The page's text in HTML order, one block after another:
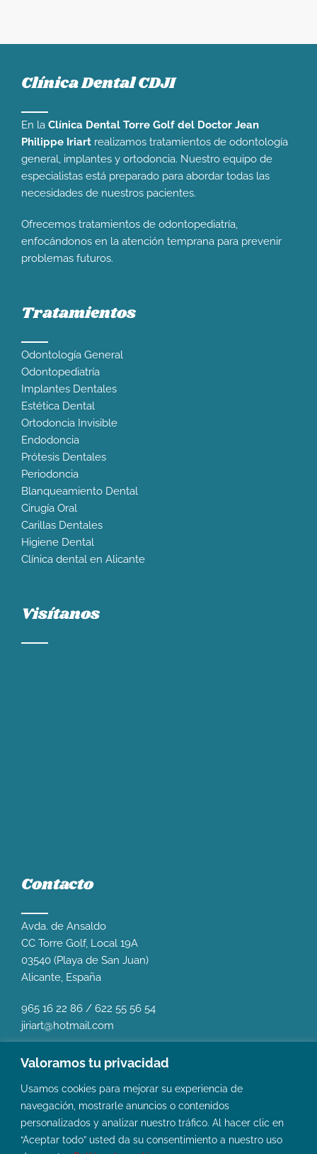
Valoramos tu privacidad
Usamos cookies para mejorar su experiencia de
navegación, mostrarle anuncios o contenidos
personalizados y analizar nuestro tráfico. Al hacer clic en
“Aceptar todo” usted da su consentimiento a nuestro uso
Clínica Dental CDJI
En la Clínica Dental Torre Golf del Doctor Jean
Philippe Iriart realizamos tratamientos de odontología
general, implantes y ortodoncia. Nuestro equipo de
especialistas está preparado para abordar todas las
necesidades de nuestros pacientes.
Ofrecemos tratamientos de odontopediatría,
enfocándonos en la atención temprana para prevenir
problemas futuros.
Tratamientos
Odontología General
Odontopediatría
Implantes Dentales
Estética Dental
Ortodoncia Invisible
Endodoncia
Prótesis Dentales
Periodoncia
Blanqueamiento Dental
Cirugía Oral
Carillas Dentales
Higiene Dental
Clínica dental en Alicante
Visítanos
Contacto
Avda. de Ansaldo
CC Torre Golf, Local 19A
03540 (Playa de San Juan)
Alicante, España
965 16 22 86 / 622 55 56 54
jiriart@hotmail.com